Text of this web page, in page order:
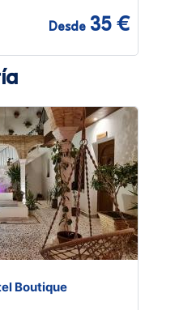
Desde 35 €
Boutique